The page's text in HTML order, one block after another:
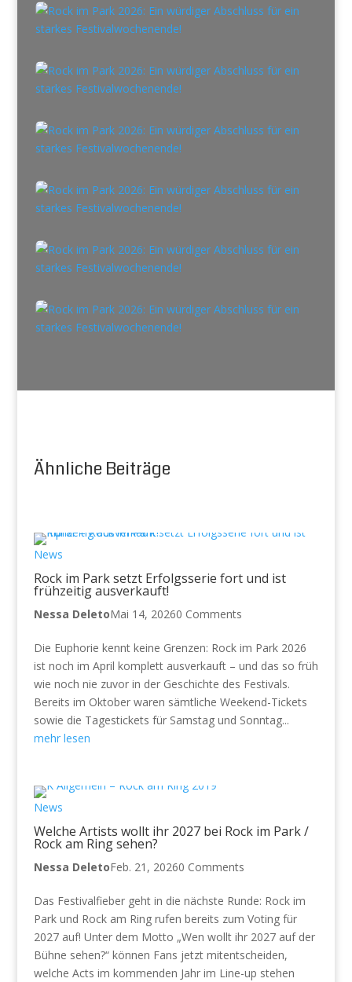
Ähnliche Beiträge
News
Rock im Park setzt Erfolgsserie fort und ist
frühzeitig ausverkauft!
Nessa DeletoMai 14, 20260 Comments
Die Euphorie kennt keine Grenzen: Rock im Park 2026
ist noch im April komplett ausverkauft – und das so früh
wie noch nie zuvor in der Geschichte des Festivals.
Bereits im Oktober waren sämtliche Weekend-Tickets
sowie die Tagestickets für Samstag und Sonntag...
mehr lesen
News
Welche Artists wollt ihr 2027 bei Rock im Park /
Rock am Ring sehen?
Nessa DeletoFeb. 21, 20260 Comments
Das Festivalfieber geht in die nächste Runde: Rock im
Park und Rock am Ring rufen bereits zum Voting für
2027 auf! Unter dem Motto „Wen wollt ihr 2027 auf der
Bühne sehen?“ können Fans jetzt mitentscheiden,
welche Acts im kommenden Jahr im Line-up stehen